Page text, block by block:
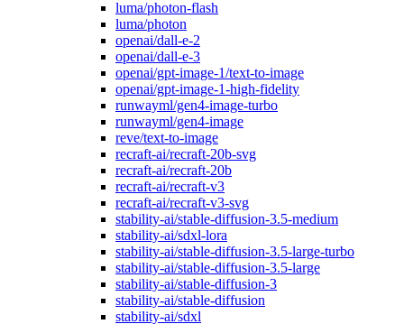
luma/photon-flash
luma/photon
openai/dall-e-2
openai/dall-e-3
openai/gpt-image-1/text-to-image
openai/gpt-image-1-high-fidelity
runwayml/gen4-image-turbo
runwayml/gen4-image
reve/text-to-image
recraft-ai/recraft-20b-svg
recraft-ai/recraft-20b
recraft-ai/recraft-v3
recraft-ai/recraft-v3-svg
stability-ai/stable-diffusion-3.5-medium
stability-ai/sdxl-lora
stability-ai/stable-diffusion-3.5-large-turbo
stability-ai/stable-diffusion-3.5-large
stability-ai/stable-diffusion-3
stability-ai/stable-diffusion
stability-ai/sdxl